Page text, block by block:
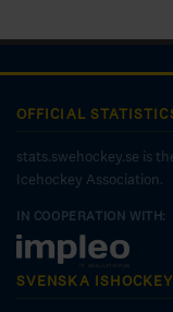
OFFICIAL
stats.swehockey.se is
Icehockey Association.
IN COOPERATION WITH:
SVENSKA